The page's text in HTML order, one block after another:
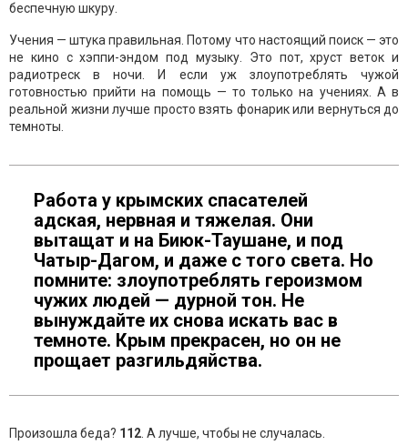
беспечную шкуру.
Учения — штука правильная. Потому что настоящий поиск — это
не кино с хэппи-эндом под музыку. Это пот, хруст веток и
радиотреск в ночи. И если уж злоупотреблять чужой
готовностью прийти на помощь — то только на учениях. А в
реальной жизни лучше просто взять фонарик или вернуться до
темноты.
Работа у крымских спасателей
адская, нервная и тяжелая. Они
вытащат и на Биюк-Таушане, и под
Чатыр-Дагом, и даже с того света. Но
помните: злоупотреблять героизмом
чужих людей — дурной тон. Не
вынуждайте их снова искать вас в
темноте. Крым прекрасен, но он не
прощает разгильдяйства.
Произошла беда? 112. А лучше, чтобы не случалась.